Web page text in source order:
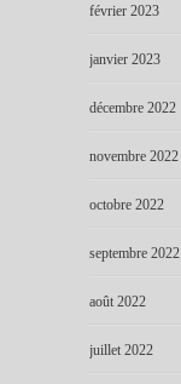
février 2023
janvier 2023
décembre 2022
novembre 2022
octobre 2022
septembre 2022
août 2022
juillet 2022